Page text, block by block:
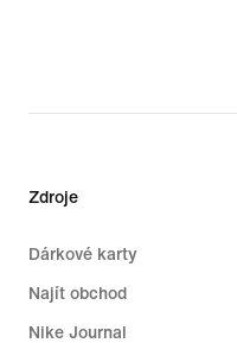
Zdroje
Dárkové karty
Najít obchod
Nike Journal